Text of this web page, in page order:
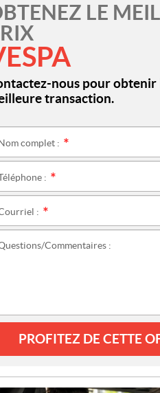
LE
nous pour obtenir
transaction.
complet :
:
:
Commentaires :
PROFITEZ DE CETTE